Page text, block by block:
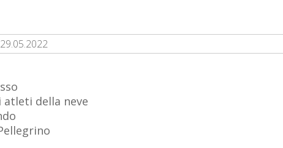
29.05.2022
atleti della neve